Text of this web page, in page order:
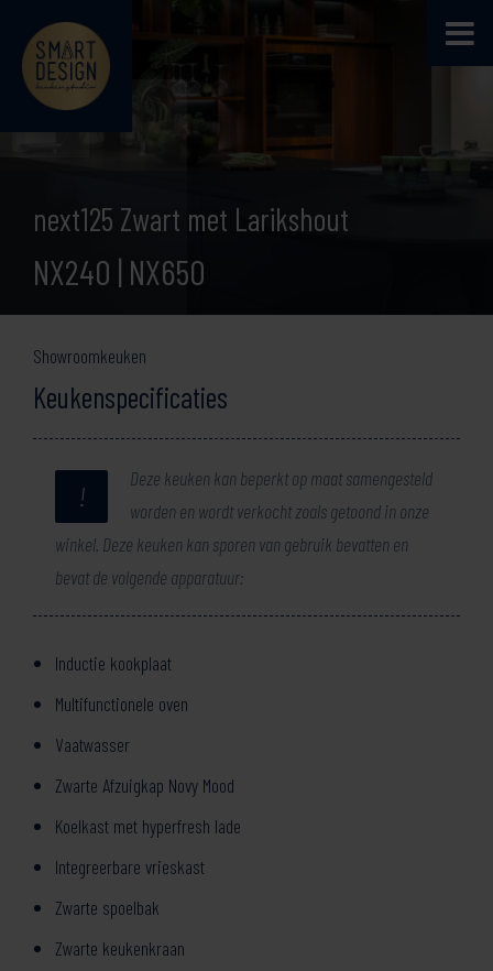
next125 Zwart met Larikshout
NX240 | NX650
Showroomkeuken
Keukenspecificaties
!
Deze keuken kan beperkt op maat samengesteld
worden en wordt verkocht zoals getoond in onze
winkel. Deze keuken kan sporen van gebruik bevatten en
bevat de volgende apparatuur:
Inductie kookplaat
Multifunctionele oven
Vaatwasser
Zwarte Afzuigkap Novy Mood
Koelkast met hyperfresh lade
Integreerbare vrieskast
Zwarte spoelbak
Zwarte keukenkraan